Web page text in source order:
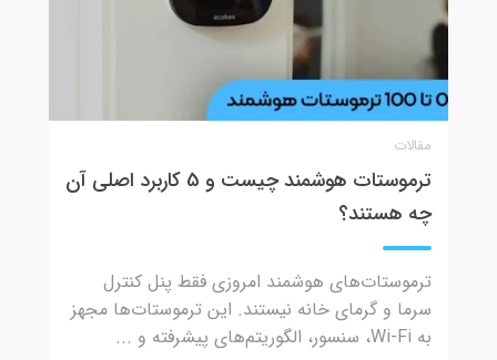
مقالات
ترموستات هوشمند چیست و 5 کاربرد اصلی آن
چه هستند؟
ترموستات‌های هوشمند امروزی فقط پنل کنترل
سرما و گرمای خانه نیستند. این ترموستات‌ها مجهز
به Wi-Fi، سنسور، الگوریتم‌های پیشرفته و ...